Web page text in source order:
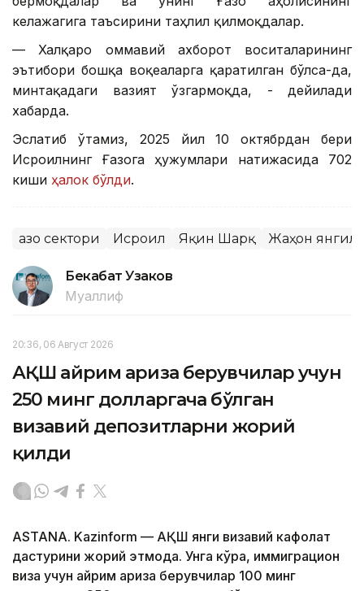
келажагига таъсирини таҳлил қилмоқдалар.
— Халқаро оммавий ахборот воситаларининг
эътибори бошқа воқеаларга қаратилган бўлса-да,
минтақадаги вазият ўзгармоқда, - дейилади
хабарда.
Эслатиб ўтамиз, 2025 йил 10 октябрдан бери
Исроилнинг Ғазога ҳужумлари натижасида 702
киши ҳалок бўлди.
Ғазо сектори Исроил Яқин Шарқ Жаҳон
Бекабат Узаков
Муаллиф
20:36, 06 Август 2026
АҚШ айрим ариза берувчилар учун
250 минг долларгача бўлган
визавий депозитларни жорий
қилди
ASTANA. Kazinform — АҚШ янги визавий кафолат
дастурини жорий этмоқда. Унга кўра, иммиграцион
виза учун айрим ариза берувчилар 100 минг